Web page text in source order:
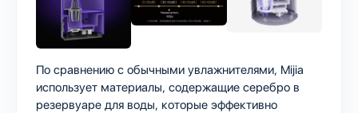
По сравнению с обычными увлажнителями, Mijia
использует материалы, содержащие серебро в
резервуарe для воды, которые эффективно